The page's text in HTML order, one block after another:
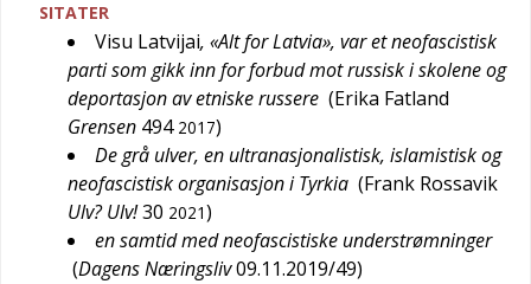
SITATER
Visu Latvijai, «Alt for Latvia», var et neofascistisk
parti som gikk inn for forbud mot russisk i skolene og
deportasjon av etniske russere (Erika Fatland
Grensen 494 2017)
De grå ulver, en ultranasjonalistisk, islamistisk og
neofascistisk organisasjon i Tyrkia (Frank Rossavik
Ulv? Ulv!30 2021)
en samtid med neofascistiske understrømninger
(Dagens Næringsliv09.11.2019/49)